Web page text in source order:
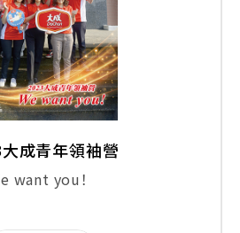
成青年領袖營
want you！